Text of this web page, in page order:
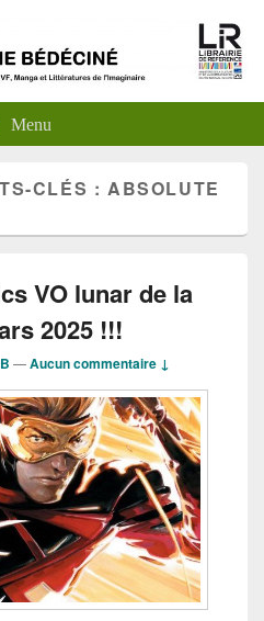
Menu
CLÉS : ABSOLUTE
VO lunar de la
2025 !!!
—Aucun commentaire ↓